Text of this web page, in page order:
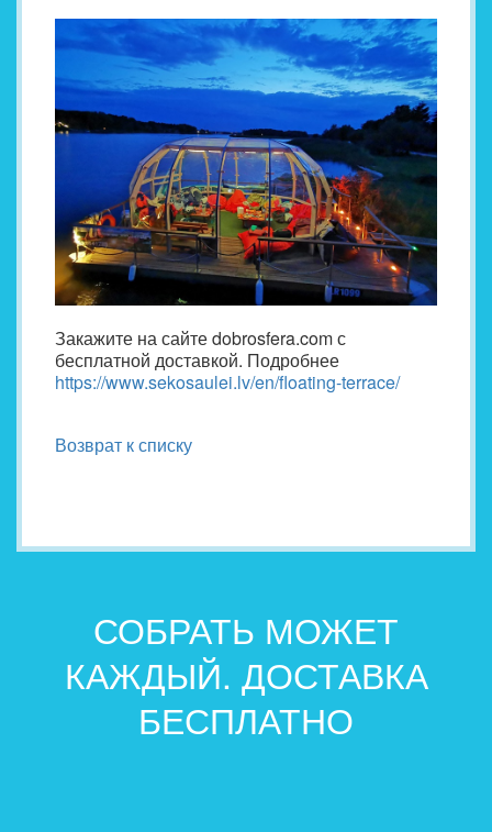
Закажите на сайте dobrosfera.com с
бесплатной доставкой. Подробнее
https://www.sekosaulei.lv/en/floating-terrace/
Возврат к списку
СОБРАТЬ МОЖЕТ
КАЖДЫЙ. ДОСТАВКА
БЕСПЛАТНО